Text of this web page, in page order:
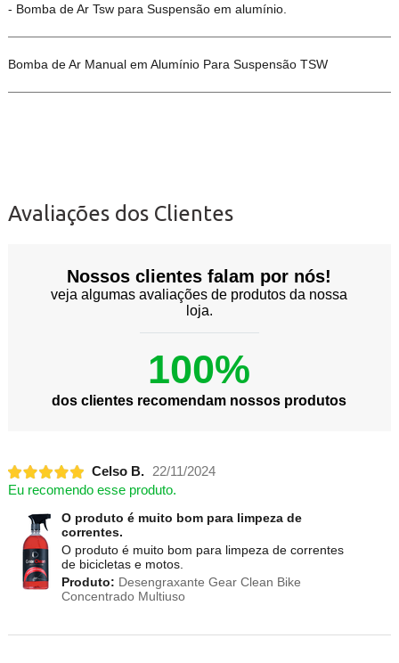
- Bomba de Ar Tsw para Suspensão em alumínio.
Bomba de Ar Manual em Alumínio Para Suspensão TSW
Avaliações dos Clientes
Nossos clientes falam por nós!
veja algumas avaliações de produtos da nossa
loja.
100%
dos clientes recomendam nossos produtos
Celso B. 22/11/2024
Eu recomendo esse produto.
O produto é muito bom para limpeza de
correntes.
O produto é muito bom para limpeza de correntes
de bicicletas e motos.
Produto: Desengraxante Gear Clean Bike
Concentrado Multiuso